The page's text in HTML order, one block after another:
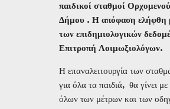
παιδικοί σταθμοί
Δήμου . Η απόφαση ελήφθη
των επιδημιολογικών
Επιτροπή Λοιμωξιολόγων.
Η επαναλειτουργία των
για όλα τα παιδιά, θα γίνει
όλων των μέτρων και των